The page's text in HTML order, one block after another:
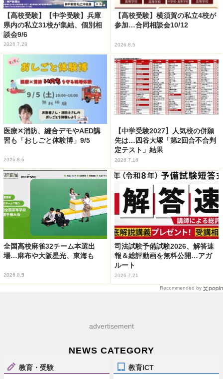
【高校受験】【中学受験】兵庫
県内の私立31校が集結、個別相
談会9/6
2026.7.28
【高校受験】横須賀の私立4校が
参加…合同相談会10/12
2026.8.5
医療✕消防、縫合デモやAED講
習も「おしごと体験博」9/5
2026.8.6
【中学受験2027】人気校の併願
先は…四谷大塚「第2回合不合判
定テスト」結果
2026.7.16
全国高校麻雀32チーム本選出
場…麻布や大阪星光、東海も
2026.8.5
司法試験予備試験2026、解答速
報＆総評動画を無料公開…アガ
ルート
2026.7.21
Recommended by
advertisement
NEWS CATEGORY
教育・受験 教育ICT